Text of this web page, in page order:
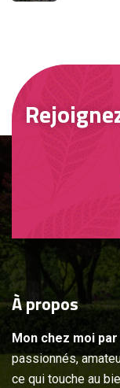
Àpropos
Mon chez moi
passionnés,
ce qui touche au